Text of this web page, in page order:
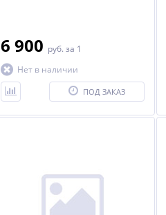
6 900 руб. за 1
Нет в наличии
ПОД ЗАКАЗ